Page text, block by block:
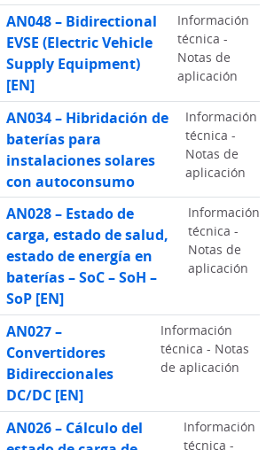
AN048 – Bidirectional
EVSE (Electric Vehicle
Supply Equipment)
[EN]
Información
técnica -
Notas de
aplicación
AN034 – Hibridación de
baterías para
instalaciones solares
con autoconsumo
Información
técnica -
Notas de
aplicación
AN028 – Estado de
carga, estado de salud,
estado de energía en
baterías – SoC – SoH –
SoP [EN]
Información
técnica -
Notas de
aplicación
AN027 –
Convertidores
Bidireccionales
DC/DC [EN]
Información
técnica - Notas
de aplicación
AN026 – Cálculo del
Información
técnica -